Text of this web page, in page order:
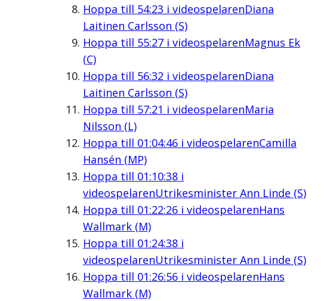
Hoppa till 54:23 i videospelarenDiana
Laitinen Carlsson (S)
Hoppa till 55:27i videospelarenMagnus Ek
(C)
Hoppa till 56:32 i videospelarenDiana
Laitinen Carlsson (S)
Hoppa till 57:21 i videospelarenMaria
Nilsson (L)
Hoppa till 01:04:46i videospelarenCamilla
Hansén (MP)
Hoppa till 01:10:38i
videospelarenUtrikesminister Ann Linde (S)
Hoppa till 01:22:26i videospelarenHans
Wallmark (M)
Hoppa till 01:24:38i
videospelarenUtrikesminister Ann Linde (S)
Hoppa till 01:26:56i videospelarenHans
Wallmark (M)